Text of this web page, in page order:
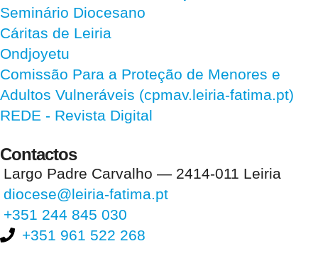
Seminário Diocesano
Cáritas de Leiria
Ondjoyetu
Comissão Para a Proteção de Menores e
Adultos Vulneráveis (cpmav.leiria-fatima.pt)
REDE - Revista Digital
Contactos
Largo Padre Carvalho — 2414-011 Leiria
diocese@leiria-fatima.pt
+351 244 845 030
+351 961 522 268